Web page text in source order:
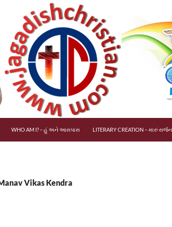
WHO AM I? – હું અને આસપાસ LITERARY CREATION – મારું સર્જન
Vikas Kendra